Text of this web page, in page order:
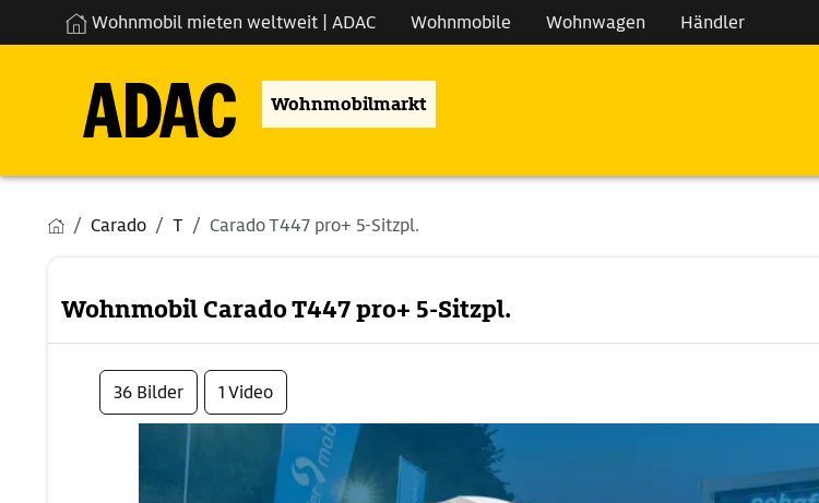
Wohnmobil mieten weltweit | ADAC Wohnmobile Wohnwagen Händler
Wohnmobilmarkt
Carado T Carado T447 pro+ 5-Sitzpl.
Wohnmobil Carado T447 pro+ 5-Sitzpl.
36 Bilder 1 Video